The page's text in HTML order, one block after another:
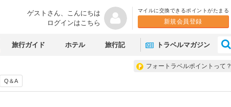
ゲストさん、 こんにちは
ログインはこちら
マイルに交換できるポイントがたまる
新規会員登録
旅行ガイド ホテル 旅行記 トラベルマガジン
フォートラベルポイントって？
Q＆A